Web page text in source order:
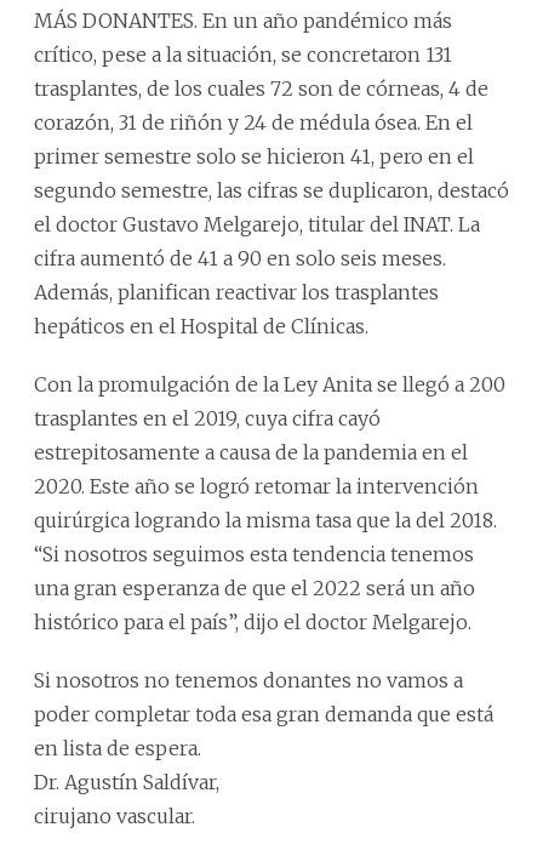
MÁS DONANTES. En un año pandémico más
crítico, pese a la situación, se concretaron 131
trasplantes, de los cuales 72 son de córneas, 4 de
corazón, 31 de riñón y 24 de médula ósea. En el
primer semestre solo se hicieron 41, pero en el
segundo semestre, las cifras se duplicaron, destacó
el doctor Gustavo Melgarejo, titular del INAT. La
cifra aumentó de 41 a 90 en solo seis meses.
Además, planifican reactivar los trasplantes
hepáticos en el Hospital de Clínicas.
Con la promulgación de la Ley Anita se llegó a 200
trasplantes en el 2019, cuya cifra cayó
estrepitosamente a causa de la pandemia en el
2020. Este año se logró retomar la intervención
quirúrgica logrando la misma tasa que la del 2018.
“Si nosotros seguimos esta tendencia tenemos
una gran esperanza de que el 2022 será un año
histórico para el país”, dijo el doctor Melgarejo.
Si nosotros no tenemos donantes no vamos a
poder completar toda esa gran demanda que está
en lista de espera.
Dr. Agustín Saldívar,
cirujano vascular.